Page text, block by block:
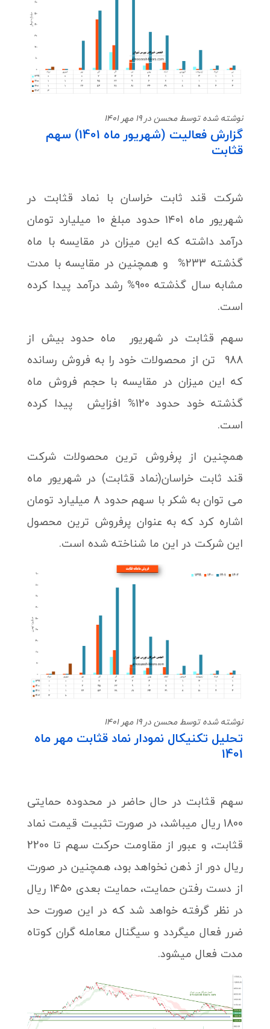
نوشته شده توسط محسن در 19 مهر 1401
گزارش فعالیت (شهریور ماه 1401) سهم
قثابت
شرکت قند ثابت خراسان با نماد قثابت در
شهریور ماه ۱۴۰1 حدود مبلغ 10 میلیارد تومان
درآمد داشته که این میزان در مقایسه با ماه
گذشته 233% و همچنین در مقایسه با مدت
مشابه سال گذشته 900% رشد درآمد پیدا کرده
است.
سهم قثابت در شهریور ماه حدود بیش از
988 تن از محصولات خود را به فروش رسانده
که این میزان در مقایسه با حجم فروش ماه
گذشته خود حدود 120% افزایش پیدا کرده
است.
همچنین از پرفروش ترین محصولات شرکت
قند ثابت خراسان(نماد قثابت) در شهریور ماه
می توان به شکر با سهم حدود 8 میلیارد تومان
اشاره کرد که به عنوان پرفروش ترین محصول
این شرکت در این ما شناخته شده است.
نوشته شده توسط محسن در 19 مهر 1401
تحلیل تکنیکال نمودار نماد قثابت مهر ماه
1401
سهم قثابت در حال حاضر در محدوده حمایتی
1800 ریال میباشد، در صورت تثبیت قیمت نماد
قثابت، و عبور از مقاومت حرکت سهم تا 2200
ریال دور از ذهن نخواهد بود، همچنین در صورت
از دست رفتن حمایت، حمایت بعدی 1450 ریال
در نظر گرفته خواهد شد که در این صورت حد
ضرر فعال میگردد و سیگنال معامله گران کوتاه
مدت فعال میشود.